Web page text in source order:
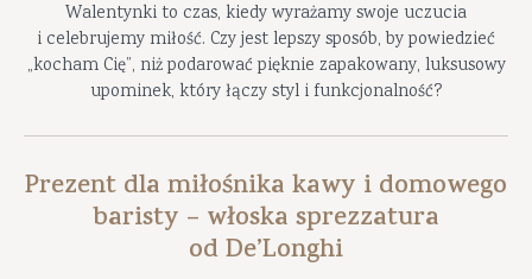
Walentynki to czas, kiedy wyrażamy swoje uczucia
i celebrujemy miłość. Czy jest lepszy sposób, by powiedzieć
„kocham Cię”, niż podarować pięknie zapakowany, luksusowy
upominek, który łączy styl i funkcjonalność?
Prezent dla miłośnika kawy i domowego
baristy – włoska sprezzatura
od De’Longhi